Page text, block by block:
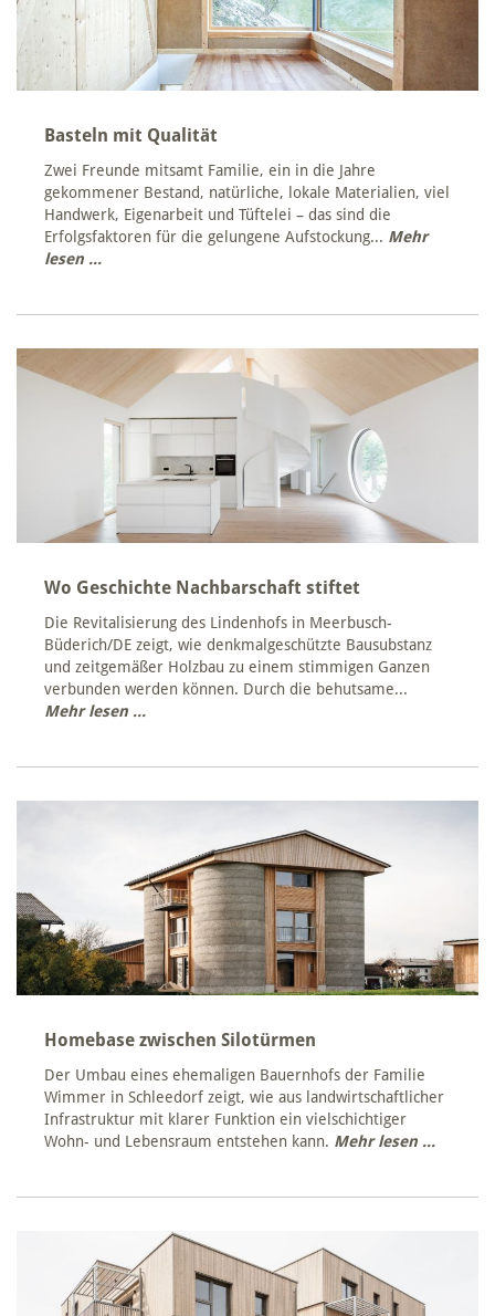
Basteln mit Qualität
Zwei Freunde mitsamt Familie, ein in die Jahre
gekommener Bestand, natürliche, lokale Materialien, viel
Handwerk, Eigenarbeit und Tüftelei – das sind die
Erfolgsfaktoren für die gelungene Aufstockung... Mehr
lesen ...
Wo Geschichte Nachbarschaft stiftet
Die Revitalisierung des Lindenhofs in Meerbusch-
Büderich/DE zeigt, wie denkmalgeschützte Bausubstanz
und zeitgemäßer Holzbau zu einem stimmigen Ganzen
verbunden werden können. Durch die behutsame...
Mehr lesen ...
Homebase zwischen Silotürmen
Der Umbau eines ehemaligen Bauernhofs der Familie
Wimmer in Schleedorf zeigt, wie aus landwirtschaftlicher
Infrastruktur mit klarer Funktion ein vielschichtiger
Wohn- und Lebensraum entstehen kann. Mehr lesen ...